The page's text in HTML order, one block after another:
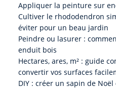
Appliquer la peinture sur
Cultiver le rhododendron
éviter pour un beau jardin
Peindre ou lasurer :
enduit bois
Hectares, ares, m² : guide
convertir vos surfaces
DIY : créer un sapin de